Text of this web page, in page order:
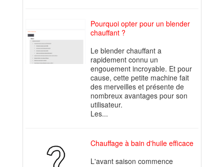
Pourquoi opter pour un blender
chauffant ?
Le blender chauffant a
rapidement connu un
engouement incroyable. Et pour
cause, cette petite machine fait
des merveilles et présente de
nombreux avantages pour son
utilisateur.
Les...
Chauffage à bain d'huile efficace
L'avant saison commence